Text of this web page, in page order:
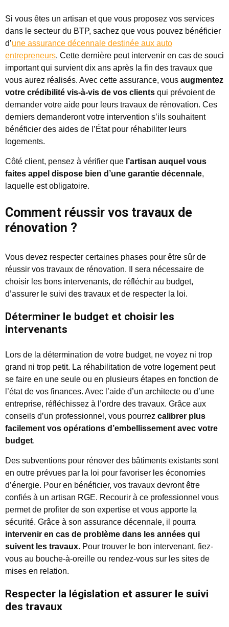
Si vous êtes un artisan et que vous proposez vos services
dans le secteur du BTP, sachez que vous pouvez bénéficier
d’une assurance décennale destinée aux auto
entrepreneurs. Cette dernière peut intervenir en cas de souci
important qui survient dix ans après la fin des travaux que
vous aurez réalisés. Avec cette assurance, vous augmentez
votre crédibilité vis-à-vis de vos clients qui prévoient de
demander votre aide pour leurs travaux de rénovation. Ces
derniers demanderont votre intervention s’ils souhaitent
bénéficier des aides de l’État pour réhabiliter leurs
logements.
Côté client, pensez à vérifier que l’artisan auquel vous
faites appel dispose bien d’une garantie décennale,
laquelle est obligatoire.
Comment réussir vos travaux de
rénovation ?
Vous devez respecter certaines phases pour être sûr de
réussir vos travaux de rénovation. Il sera nécessaire de
choisir les bons intervenants, de réfléchir au budget,
d’assurer le suivi des travaux et de respecter la loi.
Déterminer le budget et choisir les
intervenants
Lors de la détermination de votre budget, ne voyez ni trop
grand ni trop petit. La réhabilitation de votre logement peut
se faire en une seule ou en plusieurs étapes en fonction de
l’état de vos finances. Avec l’aide d’un architecte ou d’une
entreprise, réfléchissez à l’ordre des travaux. Grâce aux
conseils d’un professionnel, vous pourrez calibrer plus
facilement vos opérations d’embellissement avec votre
budget.
Des subventions pour rénover des bâtiments existants sont
en outre prévues par la loi pour favoriser les économies
d’énergie. Pour en bénéficier, vos travaux devront être
confiés à un artisan RGE. Recourir à ce professionnel vous
permet de profiter de son expertise et vous apporte la
sécurité. Grâce à son assurance décennale, il pourra
intervenir en cas de problème dans les années qui
suivent les travaux. Pour trouver le bon intervenant, fiez-
vous au bouche-à-oreille ou rendez-vous sur les sites de
mises en relation.
Respecter la législation et assurer le suivi
des travaux